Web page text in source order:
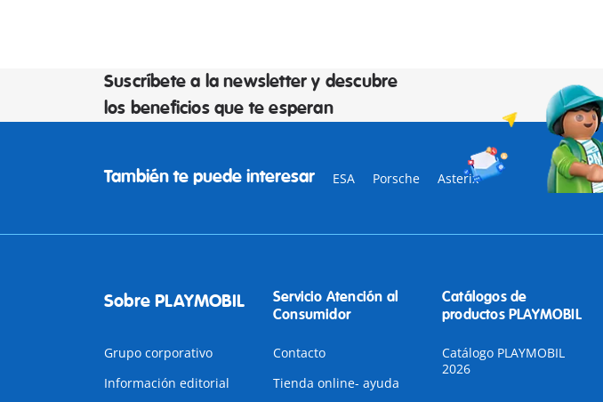
Suscríbete a la newsletter y descubre
los beneficios que te esperan
También te puede interesar ESA Porsche Asterix
Sobre PLAYMOBIL
Grupo corporativo
Información editorial
Servicio Atención al
Consumidor
Contacto
Tienda online- ayuda
Catálogos de
productos PLAYMOBIL
Catálogo PLAYMOBIL
2026